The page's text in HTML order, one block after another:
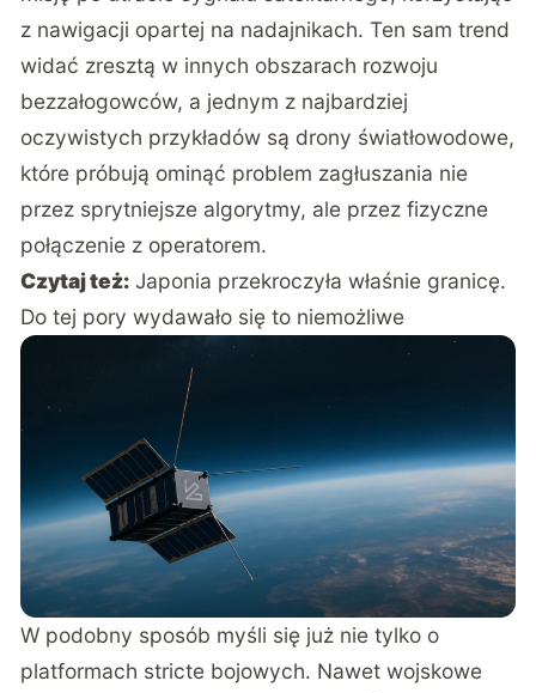
z nawigacji opartej na nadajnikach. Ten sam trend
widać zresztą w innych obszarach rozwoju
bezzałogowców, a jednym z najbardziej
oczywistych przykładów są drony światłowodowe,
które próbują ominąć problem zagłuszania nie
przez sprytniejsze algorytmy, ale przez fizyczne
połączenie z operatorem.
Czytaj też: Japonia przekroczyła właśnie granicę.
Do tej pory wydawało się to niemożliwe
W podobny sposób myśli się już nie tylko o
platformach stricte bojowych. Nawet wojskowe